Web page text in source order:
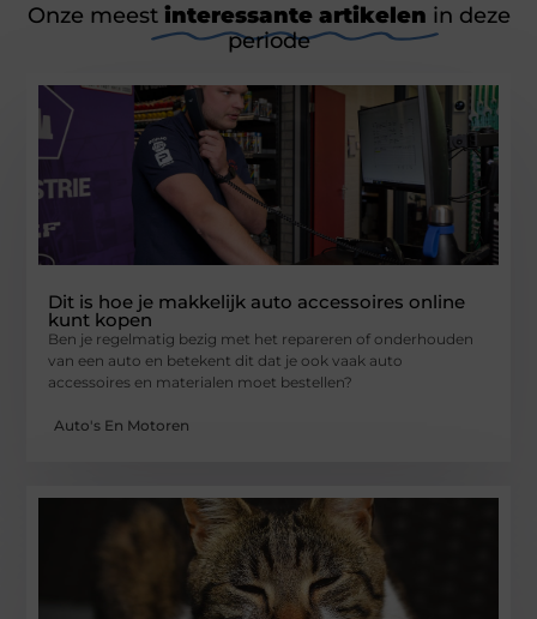
Onze meest interessante artikelen in deze
periode
Dit is hoe je makkelijk auto accessoires online
kunt kopen
Ben je regelmatig bezig met het repareren of onderhouden
van een auto en betekent dit dat je ook vaak auto
accessoires en materialen moet bestellen?
Auto's En Motoren